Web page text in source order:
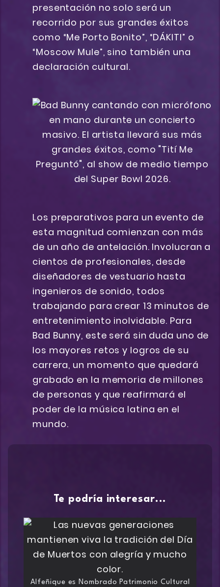
presentación no solo será un
recorrido por sus grandes éxitos
como “Me Porto Bonito”, “DÁKITI” o
“Moscow Mule”, sino también una
declaración cultural.
Los preparativos para un evento de
esta magnitud comienzan con más
de un año de antelación. Involucran a
cientos de profesionales, desde
diseñadores de vestuario hasta
ingenieros de sonido, todos
trabajando para crear 13 minutos de
entretenimiento inolvidable. Para
Bad Bunny, este será sin duda uno de
los mayores retos y logros de su
carrera, un momento que quedará
grabado en la memoria de millones
de personas y que reafirmará el
poder de la música latina en el
mundo.
Te podría interesar...
Alfeñique es Nombrado Patrimonio Cultural